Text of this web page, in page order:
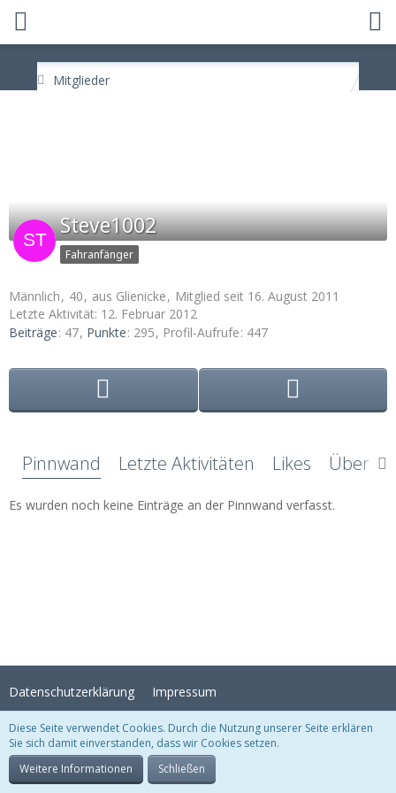
Mitglieder
Steve1002
Fahranfänger
Männlich 40 aus Glienicke
Mitglied seit 16. August 2011
Letzte Aktivität: 12. Februar 2012
Beiträge 47 Punkte 295 Profil-Aufrufe 447
Pinnwand Letzte Aktivitäten Likes Über
Es wurden noch keine Einträge an der Pinnwand verfasst.
Datenschutzerklärung Impressum
Stil:Crystal Temptation , erstellt vonKittMedia
Community-Software:
Diese Seite verwendet Cookies. Durch die Nutzung unserer Seite erklären
Sie sich damit einverstanden, dass wir Cookies setzen.
Weitere Informationen
Schließen